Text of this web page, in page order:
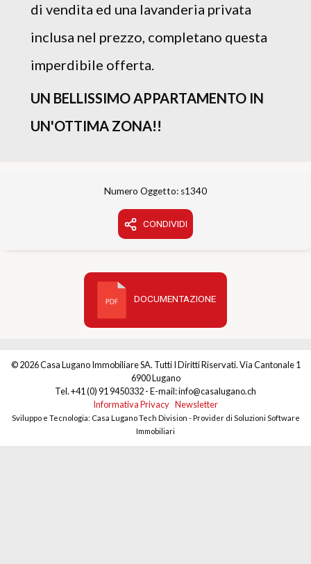
di vendita ed una lavanderia privata
inclusa nel prezzo, completano questa
imperdibile offerta.
UN BELLISSIMO APPARTAMENTO IN
UN'OTTIMA ZONA!!
Numero Oggetto: s1340
CONDIVIDI
DOCUMENTAZIONE
© 2026 Casa Lugano Immobiliare SA. Tutti I Diritti Riservati. Via Cantonale 1
6900 Lugano
Tel. +41 (0) 91 9450332 - E-mail: info@casalugano.ch
Informativa Privacy Newsletter
Sviluppo e Tecnologia: Casa Lugano Tech Division - Provider di Soluzioni Software
Immobiliari